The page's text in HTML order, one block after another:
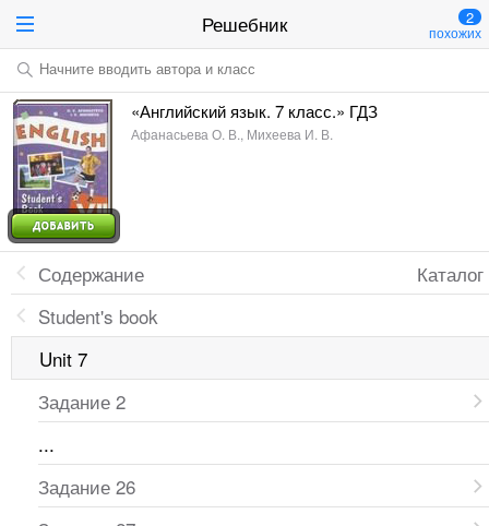
Решебник 2
похожих
Начните вводить автора и класс
«Английский язык. 7 класс.» ГДЗ
Афанасьева О. В., Михеева И. В.
Каталог
Содержание
Student's book
Unit 7
Задание 2
...
Задание 26